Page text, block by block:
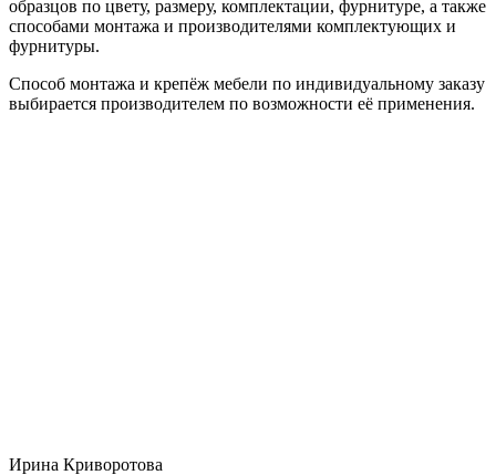
образцов по цвету, размеру, комплектации, фурнитуре, а также
способами монтажа и производителями комплектующих и
фурнитуры.
Способ монтажа и крепёж мебели по индивидуальному заказу
выбирается производителем по возможности её применения.
Ирина Криворотова